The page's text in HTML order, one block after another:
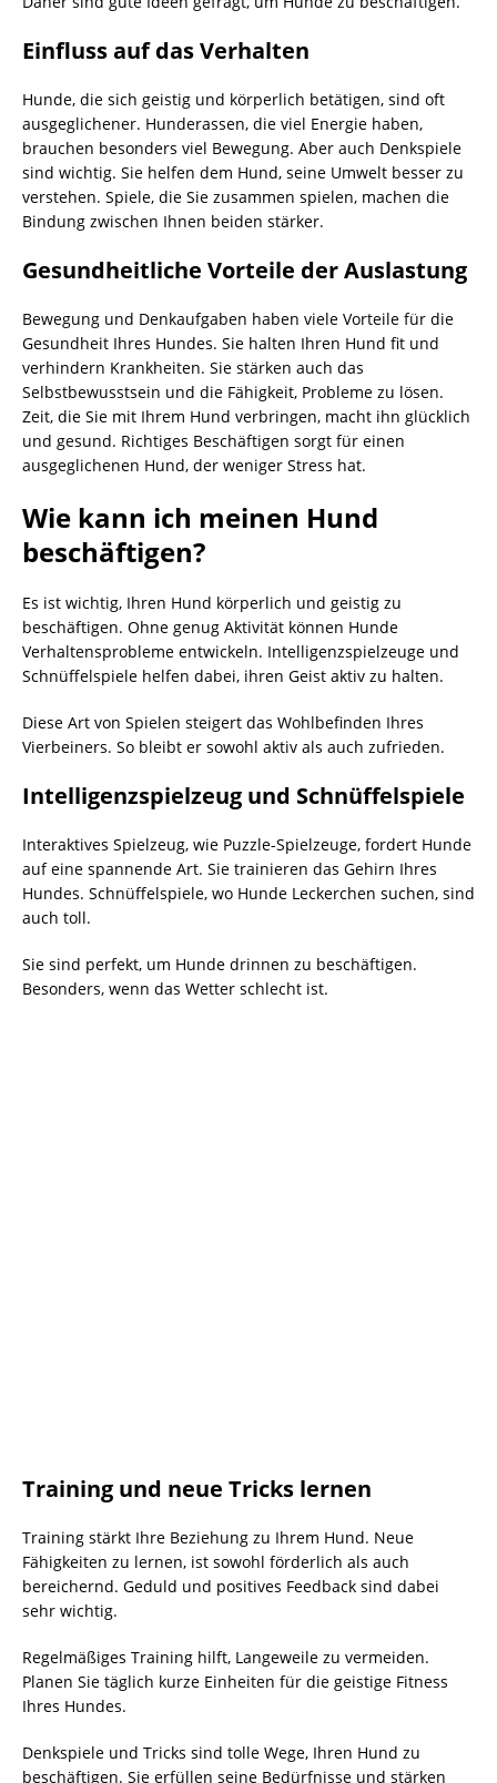
Einfluss auf das Verhalten
Hunde, die sich geistig und körperlich betätigen, sind oft
ausgeglichener. Hunderassen, die viel Energie haben,
brauchen besonders viel Bewegung. Aber auch Denkspiele
sind wichtig. Sie helfen dem Hund, seine Umwelt besser zu
verstehen. Spiele, die Sie zusammen spielen, machen die
Bindung zwischen Ihnen beiden stärker.
Gesundheitliche Vorteile der Auslastung
Bewegung und Denkaufgaben haben viele Vorteile für die
Gesundheit Ihres Hundes. Sie halten Ihren Hund fit und
verhindern Krankheiten. Sie stärken auch das
Selbstbewusstsein und die Fähigkeit, Probleme zu lösen.
Zeit, die Sie mit Ihrem Hund verbringen, macht ihn glücklich
und gesund. Richtiges Beschäftigen sorgt für einen
ausgeglichenen Hund, der weniger Stress hat.
Wie kann ich meinen Hund
beschäftigen?
Es ist wichtig, Ihren Hund körperlich und geistig zu
beschäftigen. Ohne genug Aktivität können Hunde
Verhaltensprobleme entwickeln. Intelligenzspielzeuge und
Schnüffelspiele helfen dabei, ihren Geist aktiv zu halten.
Diese Art von Spielen steigert das Wohlbefinden Ihres
Vierbeiners. So bleibt er sowohl aktiv als auch zufrieden.
Intelligenzspielzeug und Schnüffelspiele
Interaktives Spielzeug, wie Puzzle-Spielzeuge, fordert Hunde
auf eine spannende Art. Sie trainieren das Gehirn Ihres
Hundes. Schnüffelspiele, wo Hunde Leckerchen suchen, sind
auch toll.
Sie sind perfekt, um Hunde drinnen zu beschäftigen.
Besonders, wenn das Wetter schlecht ist.
Training und neue Tricks lernen
Training stärkt Ihre Beziehung zu Ihrem Hund. Neue
Fähigkeiten zu lernen, ist sowohl förderlich als auch
bereichernd. Geduld und positives Feedback sind dabei
sehr wichtig.
Regelmäßiges Training hilft, Langeweile zu vermeiden.
Planen Sie täglich kurze Einheiten für die geistige Fitness
Ihres Hundes.
Denkspiele und Tricks sind tolle Wege, Ihren Hund zu
beschäftigen. Sie erfüllen seine Bedürfnisse und stärken